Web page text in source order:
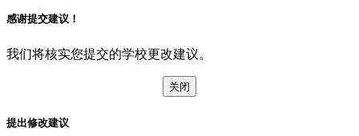
感谢提交建议！
我们将核实您提交的学校更改建议。
关闭
提出修改建议